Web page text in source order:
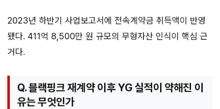
2023년 하반기 사업보고서에 전속계약금 취득액이 반영
됐다. 411억 8,500만 원 규모의 무형자산 인식이 핵심 근
거다.
Q. 블랙핑크 재계약 이후 YG 실적이 약해진 이
유는 무엇인가